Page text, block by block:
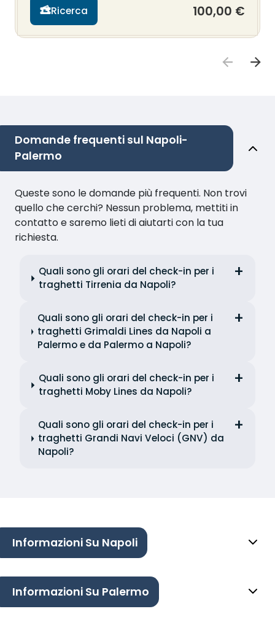
Ricerca 100,00 €
Domande frequenti sul Napoli-
Palermo
Queste sono le domande più frequenti. Non trovi
quello che cerchi? Nessun problema, mettiti in
contatto e saremo lieti di aiutarti con la tua
richiesta.
Quali sono gli orari del check-in per i
traghetti Tirrenia da Napoli?
Quali sono gli orari del check-in per i
traghetti Grimaldi Lines da Napoli a
Palermo e da Palermo a Napoli?
Quali sono gli orari del check-in per i
traghetti Moby Lines da Napoli?
Quali sono gli orari del check-in per i
traghetti Grandi Navi Veloci (GNV) da
Napoli?
Informazioni Su Napoli
Informazioni Su Palermo